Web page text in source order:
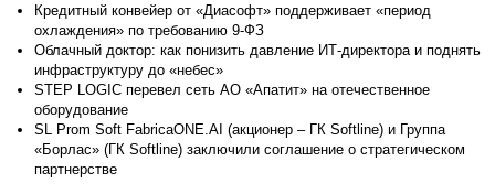
Кредитный конвейер от «Диасофт» поддерживает «период
охлаждения» по требованию 9-ФЗ
Облачный доктор: как понизить давление ИТ-директора и поднять
инфраструктуру до «небес»
STEP LOGIC перевел сеть АО «Апатит» на отечественное
оборудование
SL Prom Soft FabricaONE.AI (акционер – ГК Softline) и Группа
«Борлас» (ГК Softline) заключили соглашение о стратегическом
партнерстве